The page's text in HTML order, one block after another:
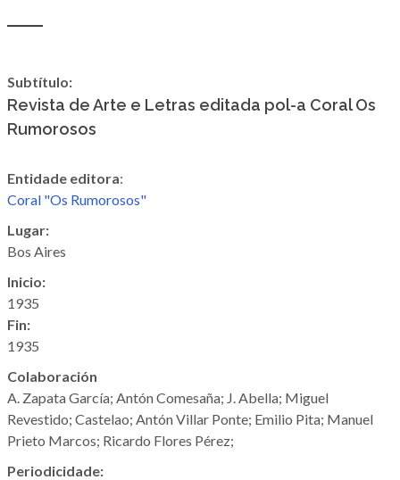
Subtítulo:
Revista de Arte e Letras editada pol-a Coral Os
Rumorosos
Entidade editora:
Coral "Os Rumorosos"
Lugar:
Bos Aires
Inicio:
1935
Fin:
1935
Colaboración
A. Zapata García; Antón Comesaña; J. Abella; Miguel
Revestido; Castelao; Antón Villar Ponte; Emilio Pita; Manuel
Prieto Marcos; Ricardo Flores Pérez;
Periodicidade: